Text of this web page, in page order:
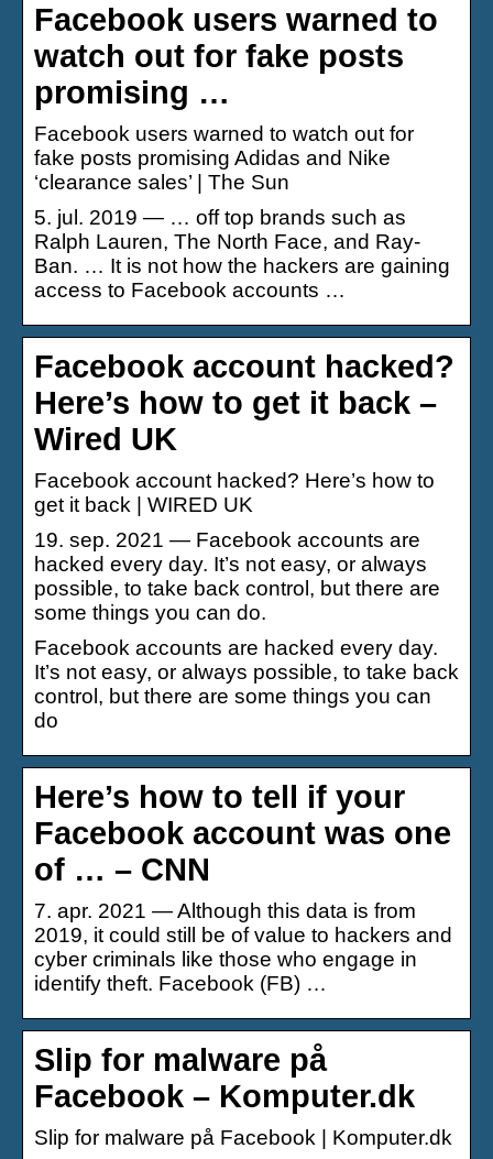
Facebook users warned to
watch out for fake posts
promising …
Facebook users warned to watch out for
fake posts promising Adidas and Nike
‘clearance sales’ | The Sun
5. jul. 2019 — … off top brands such as
Ralph Lauren, The North Face, and Ray-
Ban. … It is not how the hackers are gaining
access to Facebook accounts …
Facebook account hacked?
Here’s how to get it back –
Wired UK
Facebook account hacked? Here’s how to
get it back | WIRED UK
19. sep. 2021 — Facebook accounts are
hacked every day. It’s not easy, or always
possible, to take back control, but there are
some things you can do.
Facebook accounts are hacked every day.
It’s not easy, or always possible, to take back
control, but there are some things you can
do
Here’s how to tell if your
Facebook account was one
of … – CNN
7. apr. 2021 — Although this data is from
2019, it could still be of value to hackers and
cyber criminals like those who engage in
identify theft. Facebook (FB) …
Slip for malware på
Facebook – Komputer.dk
Slip for malware på Facebook | Komputer.dk